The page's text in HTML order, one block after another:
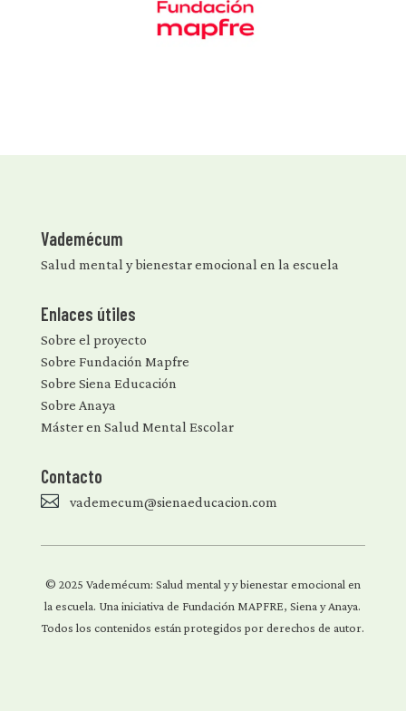
Vademécum
Salud mental y bienestar emocional en la escuela
Enlaces útiles
Sobre el proyecto
Sobre Fundación Mapfre
Sobre Siena Educación
Sobre Anaya
Máster en Salud Mental Escolar
Contacto
 vademecum@sienaeducacion.com
© 2025 Vademécum: Salud mental y y bienestar emocional en
la escuela. Una iniciativa de Fundación MAPFRE, Siena y Anaya.
Todos los contenidos están protegidos por derechos de autor.